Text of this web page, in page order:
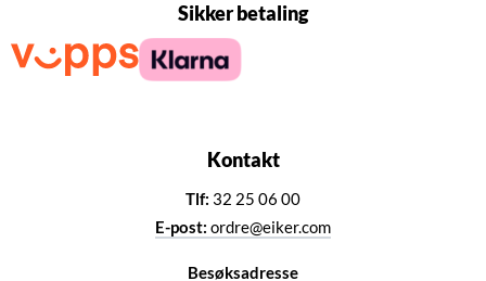
Sikker betaling
Kontakt
Tlf: 32 25 06 00
E-post: ordre@eiker.com
Besøksadresse